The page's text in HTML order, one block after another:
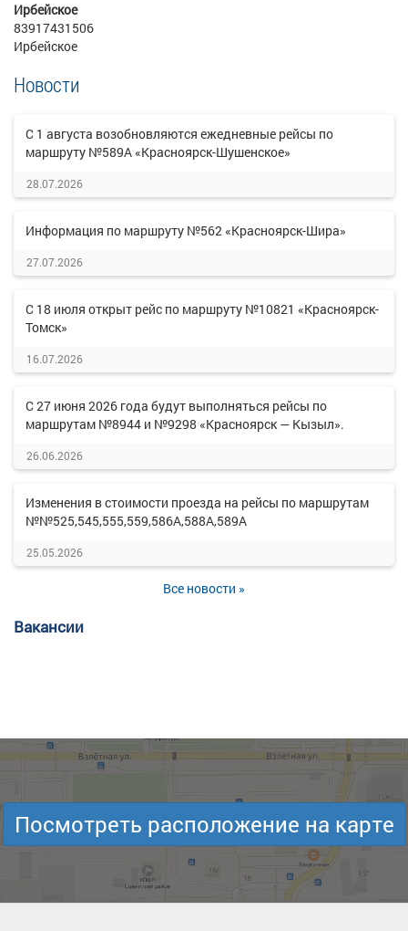
Ирбейское
83917431506
Ирбейское
Новости
С 1 августа возобновляются ежедневные рейсы по
маршруту №589А «Красноярск-Шушенское»
28.07.2026
Информация по маршруту №562 «Красноярск-Шира»
27.07.2026
С 18 июля открыт рейс по маршруту №10821 «Красноярск-
Томск»
16.07.2026
С 27 июня 2026 года будут выполняться рейсы по
маршрутам №8944 и №9298 «Красноярск — Кызыл».
26.06.2026
Изменения в стоимости проезда на рейсы по маршрутам
№№525,545,555,559,586А,588А,589А
25.05.2026
Все новости »
Вакансии
Посмотреть расположение на карте